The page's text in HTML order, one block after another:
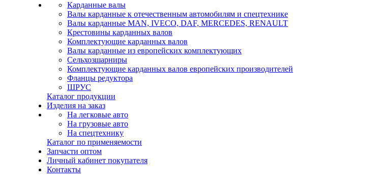
Карданные валы
Валы карданные к отечественным автомобилям и спецтехнике
Валы карданные MAN, IVECO, DAF, MERCEDES, RENAULT
Крестовины карданных валов
Комплектующие карданных валов
Валы карданные из европейских комплектующих
Сельхозшарниры
Комплектующие карданных валов европейских производителей
Фланцы редуктора
ШРУС
Каталог продукции
Изделия на заказ
На легковые авто
На грузовые авто
На спецтехнику
Каталог по применяемости
Запчасти оптом
Личный кабинет покупателя
Контакты